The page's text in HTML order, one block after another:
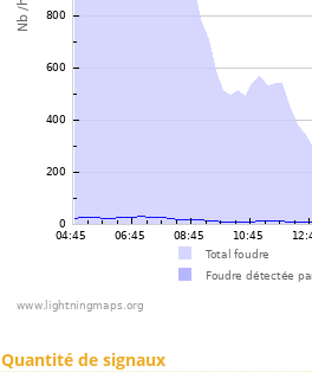
Quantité de signaux